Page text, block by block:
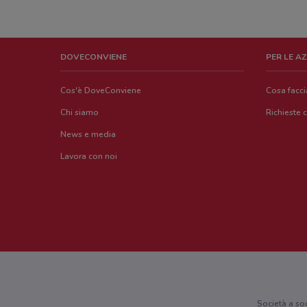
DOVECONVIENE
Cos'è DoveConviene
Chi siamo
News e media
Lavora con noi
PER LE
Cosa
Richieste
Società a